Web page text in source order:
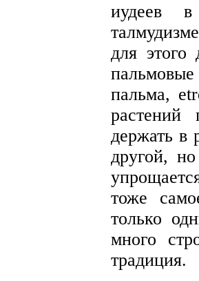
иудеев
для
пальма,
растений
держать в
другой,
тоже
только
много
традиция.